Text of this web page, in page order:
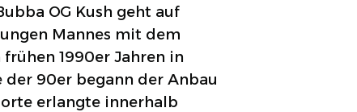
OG Kush geht auf
Mannes mit dem
1990er Jahren in
der 90er begann der Anbau
erlangte innerhalb